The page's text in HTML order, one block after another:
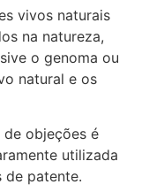
vivos naturais
na natureza,
o genoma ou
natural e os
objeções é
utilizada
de patente.